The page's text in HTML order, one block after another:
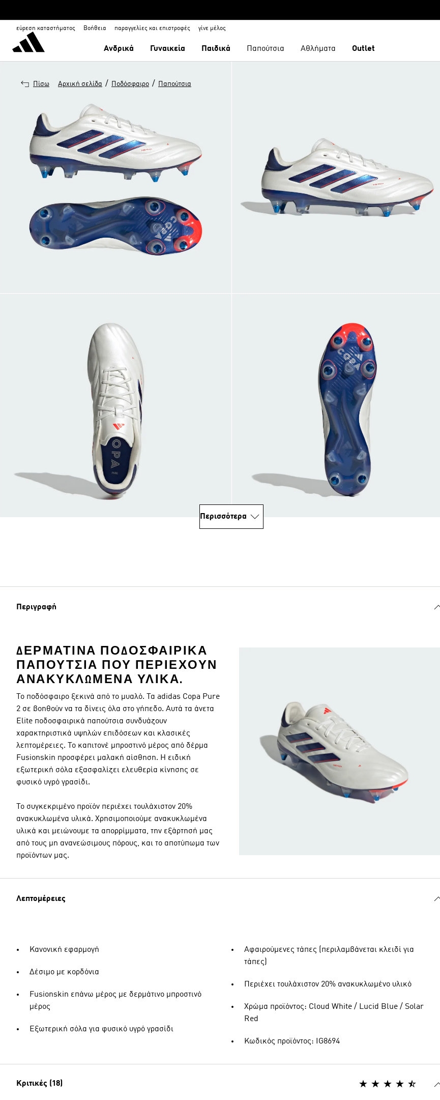
εύρεση καταστήματος Βοήθεια παραγγελίες και επιστροφές γίνε μέλος
Ανδρικά Γυναικεία Παιδικά Παπούτσια Αθλήματα Outlet
Πίσω Αρχική σελίδα / Ποδόσφαιρο / Παπούτσια
Περισσότερα
Περιγραφή
ΔΕΡΜΆΤΙΝΑ ΠΟΔΟΣΦΑΙΡΙΚΆ
ΠΑΠΟΎΤΣΙΑ ΠΟΥ ΠΕΡΙΈΧΟΥΝ
ΑΝΑΚΥΚΛΩΜΈΝΑ ΥΛΙΚΆ.
Το ποδόσφαιρο ξεκινά από το μυαλό. Τα adidas Copa Pure
2 σε βοηθούν να τα δίνεις όλα στο γήπεδο. Αυτά τα άνετα
Elite ποδοσφαιρικά παπούτσια συνδυάζουν
χαρακτηριστικά υψηλών επιδόσεων και κλασικές
λεπτομέρειες. Το καπιτονέ μπροστινό μέρος από δέρμα
Fusionskin προσφέρει μαλακή αίσθηση. Η ειδική
εξωτερική σόλα εξασφαλίζει ελευθερία κίνησης σε
φυσικό υγρό γρασίδι.
Το συγκεκριμένο προϊόν περιέχει τουλάχιστον 20%
ανακυκλωμένα υλικά. Χρησιμοποιούμε ανακυκλωμένα
υλικά και μειώνουμε τα απορρίμματα, την εξάρτησή μας
από τους μη ανανεώσιμους πόρους, και το αποτύπωμα των
προϊόντων μας.
Λεπτομέρειες
Κανονική εφαρμογή
Δέσιμο με κορδόνια
Fusionskin επάνω μέρος με δερμάτινο μπροστινό
μέρος
Εξωτερική σόλα για φυσικό υγρό γρασίδι
Αφαιρούμενες τάπες (περιλαμβάνεται κλειδί για
τάπες)
Περιέχει τουλάχιστον 20% ανακυκλωμένο υλικό
Χρώμα προϊόντος: Cloud White / Lucid Blue / Solar
Red
Κωδικός προϊόντος: IG8694
Κριτικές (18)